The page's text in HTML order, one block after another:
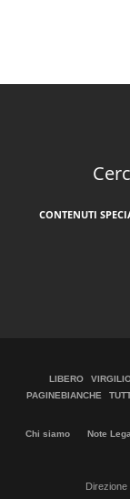
CONTENUTI
LIBERO
PAGINEBIANCHE
Chi siamo Note